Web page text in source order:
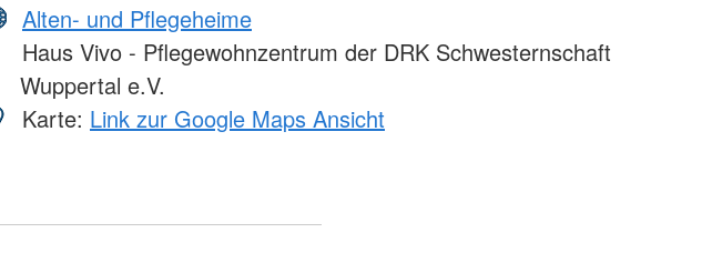
Alten- und Pflegeheime
Haus Vivo - Pflegewohnzentrum der DRK Schwesternschaft
Wuppertal e.V.
Karte: Link zur Google Maps Ansicht